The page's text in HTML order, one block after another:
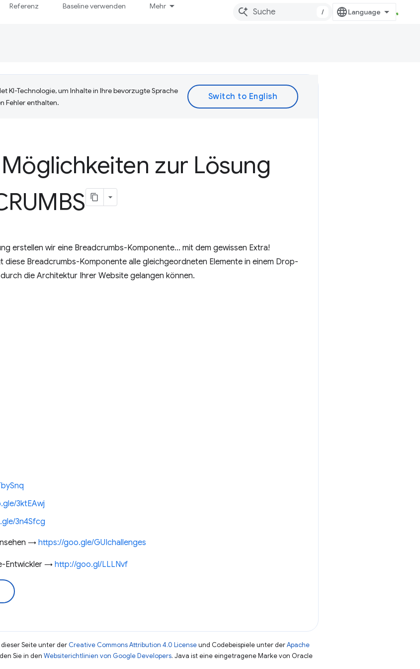
Referenz Baseline verwenden Mehr
/
KI-Technologie, um Inhalte in Ihre bevorzugte Sprache
Fehler enthalten.
zur Lösung
erstellen wir eine Breadcrumbs-Komponente... mit dem gewissen Extra!
diese Breadcrumbs-Komponente alle gleichgeordneten Elemente in einem Drop-
die Architektur Ihrer Website gelangen können.
3ktEAwj
3n4Sfcg
→https://goo.gle/GUIchallenges
Entwickler → http://goo.gl/LLLNvf
Seite unter der Creative Commons Attribution 4.0 Licenseund Codebeispiele unter derApache
Sie in den Websiterichtlinien von Google Developers. Java ist eine eingetragene Marke von Oracle